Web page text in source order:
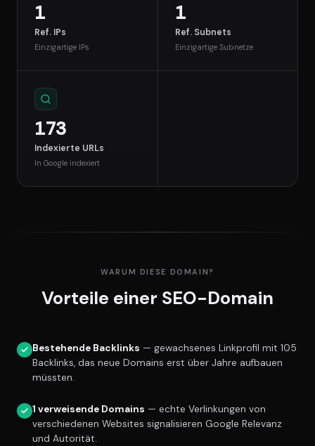
1
Ref. IPs
Einzigartige IPs
1
Ref. Subnets
Einzigartige Subnetze
173
Indexierte URLs
In Google indexiert
WARUM DIESE DOMAIN?
Vorteile einer SEO-Domain
Bestehende Backlinks — gewachsenes Linkprofil mit 105
Backlinks, das neue Domains erst über Jahre aufbauen
müssten.
1 verweisende Domains — echte Verlinkungen von
verschiedenen Websites signalisieren Google Relevanz
und Autorität.